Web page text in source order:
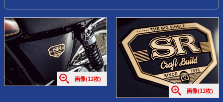
画像(12枚)
画像(12枚)